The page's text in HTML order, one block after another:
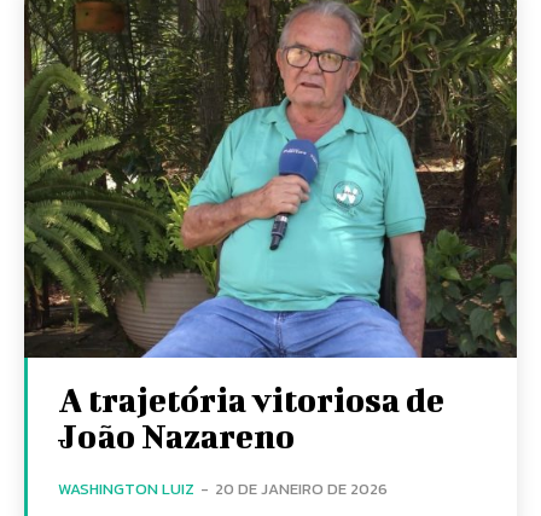
A trajetória vitoriosa de
João Nazareno
WASHINGTON LUIZ - 20 DE JANEIRO DE 2026